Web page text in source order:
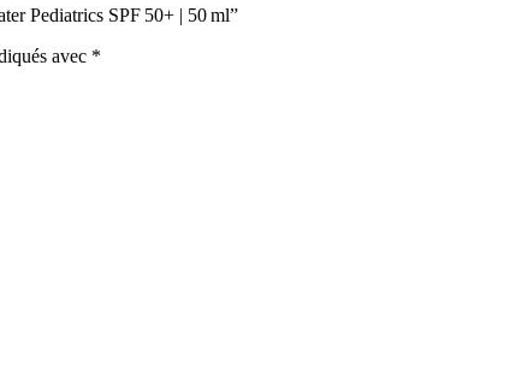
Pediatrics SPF 50+ | 50 ml”
avec *